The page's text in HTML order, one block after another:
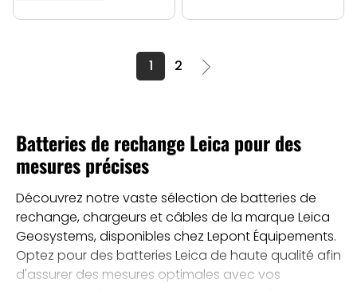
1 2
Batteries de rechange Leica pour des
mesures précises
Découvrez notre vaste sélection de batteries de
rechange, chargeurs et câbles de la marque Leica
Geosystems, disponibles chez Lepont Équipements.
Optez pour des batteries Leica de haute qualité afin
d'assurer des mesures optimales avec vos